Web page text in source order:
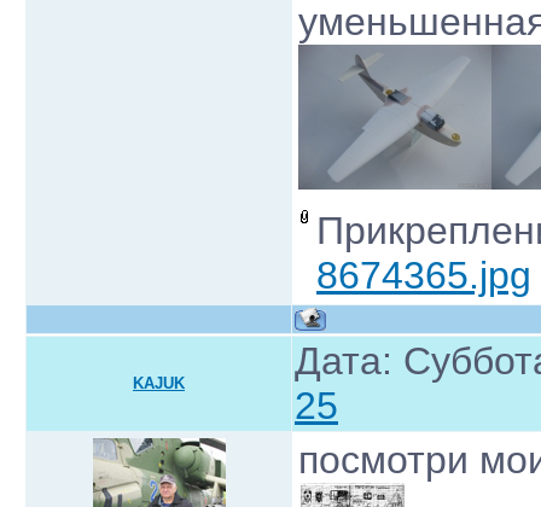
8674365.jpg
KAJUK
Дата:
25
посмотри